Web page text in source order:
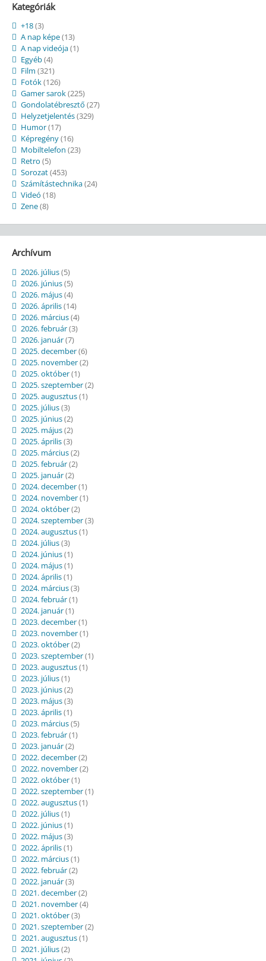
Kategóriák
+18(3)
A nap képe(13)
A nap videója(1)
Egyéb(4)
Film (321)
Fotók(126)
Gamer sarok(225)
Gondolatébresztő (27)
Helyzetjelentés(329)
Humor(17)
Képregény(16)
Mobiltelefon (23)
Retro (5)
Sorozat(453)
Számítástechnika(24)
Videó (18)
Zene(8)
Archívum
2026. július(5)
2026. június(5)
2026. május(4)
2026. április(14)
2026. március(4)
2026. február(3)
2026. január(7)
2025. december(6)
2025. november(2)
2025. október(1)
2025. szeptember(2)
2025. augusztus(1)
2025. július(3)
2025. június(2)
2025. május(2)
2025. április(3)
2025. március(2)
2025. február(2)
2025. január(2)
2024. december(1)
2024. november(1)
2024. október(2)
2024. szeptember(3)
2024. augusztus(1)
2024. július(3)
2024. június(1)
2024. május(1)
2024. április(1)
2024. március(3)
2024. február(1)
2024. január(1)
2023. december(1)
2023. november(1)
2023. október(2)
2023. szeptember(1)
2023. augusztus(1)
2023. július(1)
2023. június(2)
2023. május(3)
2023. április(1)
2023. március(5)
2023. február(1)
2023. január(2)
2022. december(2)
2022. november(2)
2022. október(1)
2022. szeptember(1)
2022. augusztus(1)
2022. július(1)
2022. június(1)
2022. május(3)
2022. április(1)
2022. március(1)
2022. február(2)
2022. január(3)
2021. december(2)
2021. november(4)
2021. október(3)
2021. szeptember(2)
2021. augusztus(1)
2021. július(2)